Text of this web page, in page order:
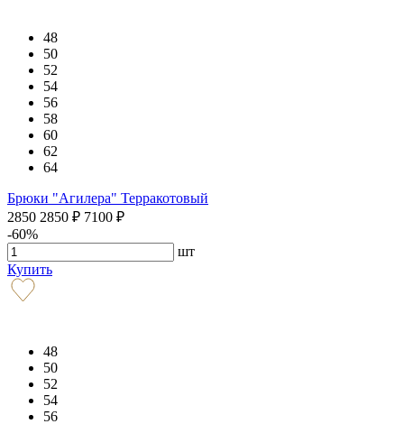
48
50
52
54
56
58
60
62
64
Брюки "Агилера" Терракотовый
2850 2850 ₽ 7100 ₽
-60%
шт
Купить
48
50
52
54
56